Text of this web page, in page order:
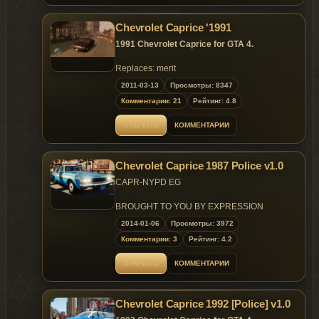
Chevrolet Caprice '1991
1991 Chevrolet Caprice for GTA 4.
Replaces: merit
2011-03-13
Просмотры: 8347
Комментарии: 21
Рейтинг: 4.8
КОММЕНТАРИИ
Chevrolet Caprice 1987 Police v1.0
CAPR-NYPD EG
BROUGHT TO YOU BY EXPRESSION
GAMING
MODEL DATA
=================================
- NAME: Chevrolet Caprice 1987 New York
- VERSION: V1.0 Expression Gaming
- LIGHTSYS: Default
- OPTIMIZED FOR: police or police2
2014-01-06
Просмотры: 3972
Комментарии: 3
Рейтинг: 4.2
КОММЕНТАРИИ
Chevrolet Caprice 1992 [Police] v1.0